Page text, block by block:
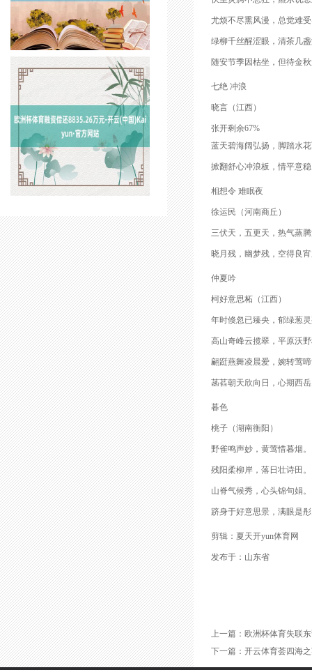
尤烦不尽熏风漫，总觉难
绿柳千丝醒涩眼，清茶几
随安节季因枯坐，但待金
七绝 冲浪
晓言（江西）
张开剩余67%
蓝天碧海阔弘扬，脚踏水
掀翻舒心冲浪板，情平意
相想令 难眠夜
徐运民（河南商丘）
三伏天，五更天，热气蒸
晓月残，幽梦残，空得良
仲夏吟
柯好意思柘（江西）
年时倏忽已臻央，郁绿葱
高山奇峰云揽翠，平原沃
翩跹燕舞凌晨爱，婉转莺
菡萏朝天欣向日，心期西
暮色
桃子（湖南衡阳）
野雀鸣声妙，黄莺惜暮烟。
残阳柔柳岸，落日壮诗田。
山脊气候秀，心头锦句娟。
跻身于好意思景，满眼是
剪辑：夏天开yun体育网
发布于：山东省
上一篇： 欧洲杯体育失联
下一篇： 开云体育荟四海